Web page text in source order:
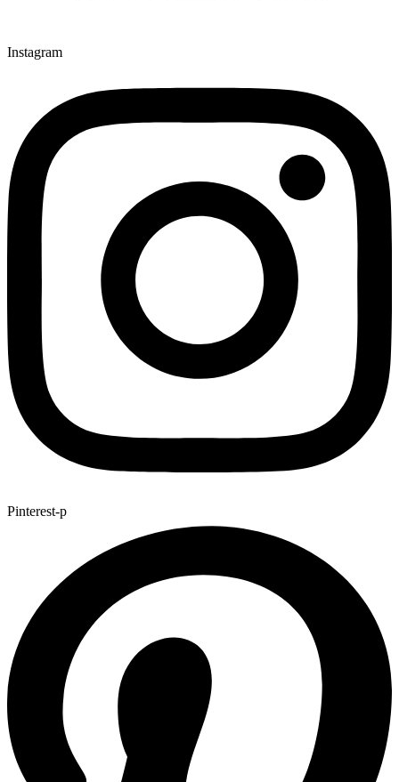
Instagram
Pinterest-p